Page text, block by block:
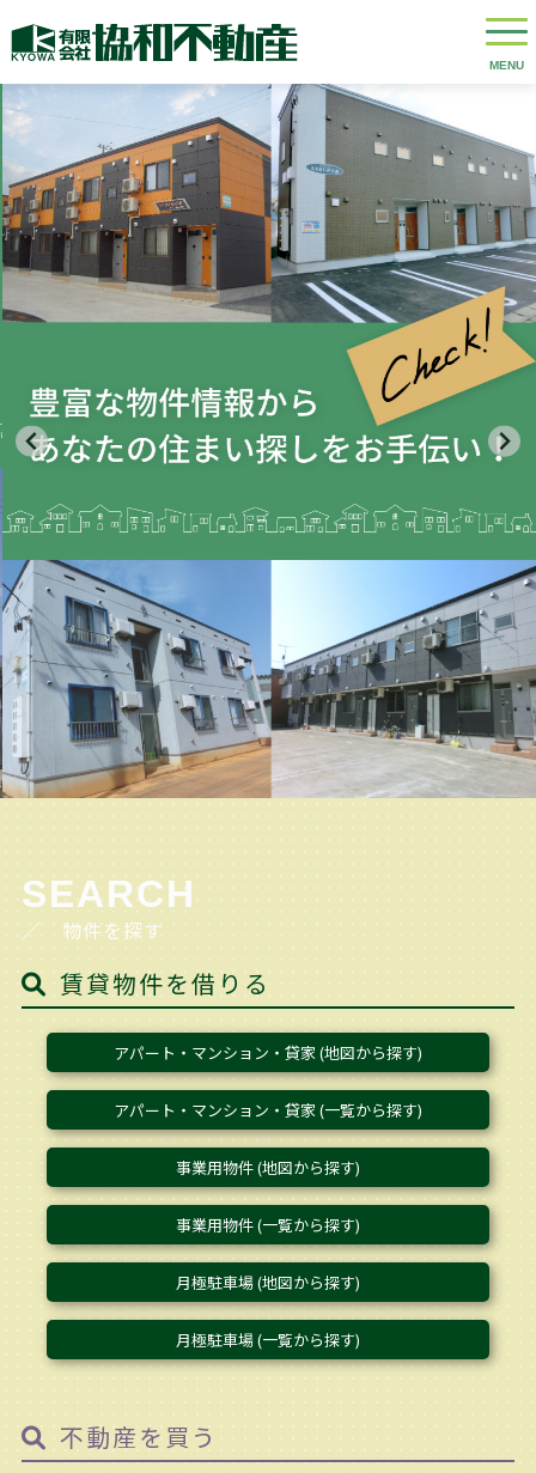
SEARCH
／ 物件を探す
賃貸物件を借りる
アパート・マンション・貸家 (地図から探す)
アパート・マンション・貸家 (一覧から探す)
事業用物件 (地図から探す)
事業用物件 (一覧から探す)
月極駐車場 (地図から探す)
月極駐車場 (一覧から探す)
不動産を買う